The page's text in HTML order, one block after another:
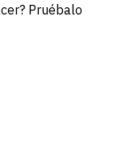
Pruébalo